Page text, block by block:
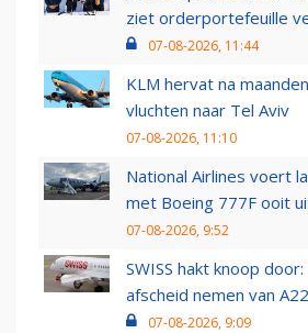
ziet orderportefeuille
07-08-2026, 11:44
KLM hervat na
vluchten naar Tel Aviv
07-08-2026, 11:10
National Airlines voert
met Boeing 777F ooit
07-08-2026, 9:52
SWISS hakt knoop
afscheid nemen van
07-08-2026, 9:09